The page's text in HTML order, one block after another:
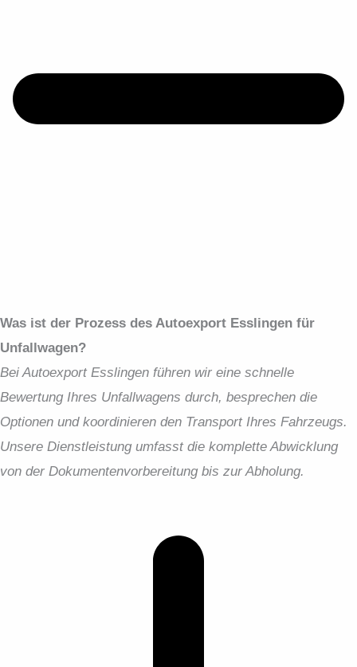
Was ist der Prozess des Autoexport Esslingen für
Unfallwagen?
Bei Autoexport Esslingen führen wir eine schnelle
Bewertung Ihres Unfallwagens durch, besprechen die
Optionen und koordinieren den Transport Ihres Fahrzeugs.
Unsere Dienstleistung umfasst die komplette Abwicklung
von der Dokumentenvorbereitung bis zur Abholung.